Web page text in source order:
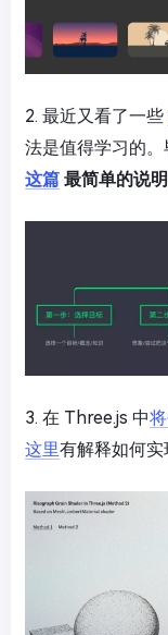
2. 最近又看了一些
法是值得学习的
这篇 最简单的说明
3. 在 Three.js 中
这里有解释如何实